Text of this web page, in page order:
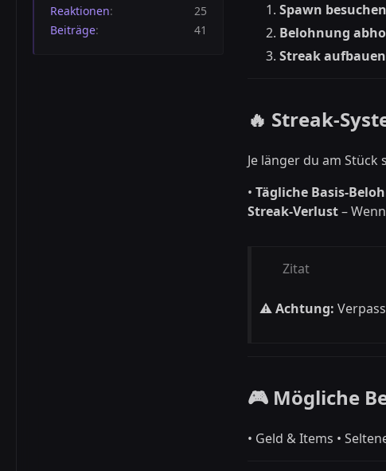
Reaktionen
25
Beiträge
41
Spawn besuchen
Belohnung
Streak aufbauen
🔥 Streak-
Je länger du am
• Tägliche Basis-
Streak-Verlust–
Zitat
⚠️Achtung:
🎮 Mögliche
• Geld & Items •